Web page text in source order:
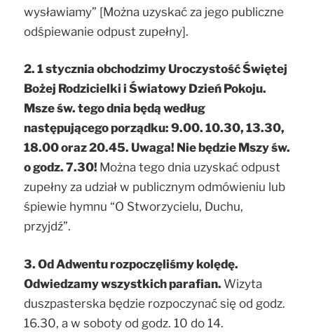
wysławiamy” [Można uzyskać za jego publiczne
odśpiewanie odpust zupełny].
2. 1 stycznia obchodzimy Uroczystość Świętej
Bożej Rodzicielki i Światowy Dzień Pokoju.
Msze św. tego dnia będą według
następującego porządku: 9.00. 10.30, 13.30,
18.00 oraz 20.45. Uwaga! Nie będzie Mszy św.
o godz. 7.30! Można tego dnia uzyskać odpust
zupełny za udział w publicznym odmówieniu lub
śpiewie hymnu “O Stworzycielu, Duchu,
przyjdź”.
3. Od Adwentu rozpoczęliśmy kolędę.
Odwiedzamy wszystkich parafian. Wizyta
duszpasterska będzie rozpoczynać się od godz.
16.30, a w soboty od godz. 10 do 14.